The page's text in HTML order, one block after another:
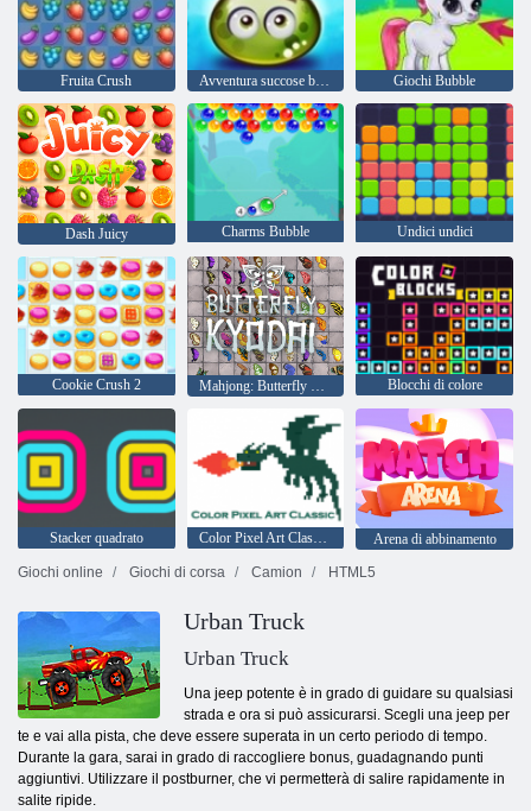
Fruita Crush Avventura succose bacche Giochi Bubble
Dash Juicy Charms Bubble Undici undici
Cookie Crush 2 Mahjong: Butterfly Kyodai HD Blocchi di colore
Stacker quadrato Color Pixel Art Classic - Pixel Paint by Numbers
Arena di abbinamento
Giochi online
Giochi di corsa Camion HTML5
Urban Truck
Urban Truck
Una jeep potente è in grado di guidare su qualsiasi
strada e ora si può assicurarsi. Scegli una jeep per
te e vai alla pista, che deve essere superata in un certo periodo di tempo.
Durante la gara, sarai in grado di raccogliere bonus, guadagnando punti
aggiuntivi. Utilizzare il postburner, che vi permetterà di salire rapidamente in
salite ripide.